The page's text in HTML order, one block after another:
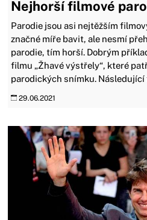
Nejhorší filmové
Parodie jsou asi nejtěžším
značné míře bavit, ale nesmí
parodie, tím horší. Dobrým
filmu „Žhavé výstřely“, které
parodických snímku. Následující
29.06.2021